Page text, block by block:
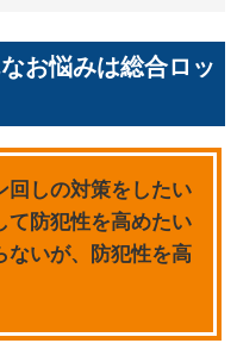
お悩みは総合ロッ
回しの対策をしたい
て防犯性を高めたい
ないが、防犯性を高